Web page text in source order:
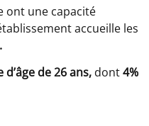
ont une capacité
accueille les
d’âge de 26 ans, dont4%